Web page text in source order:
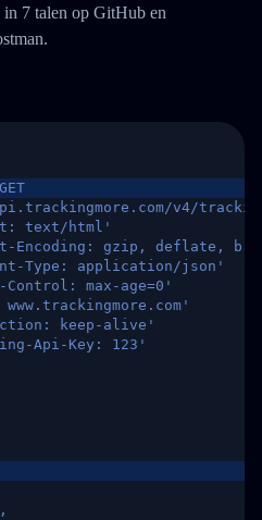
7 talen op GitHub en
v4/trackings/
text/html'
Encoding: gzip, deflate,
Type: application/json'
Control: max-age=0'
keep-alive'
Api-Key: 123'